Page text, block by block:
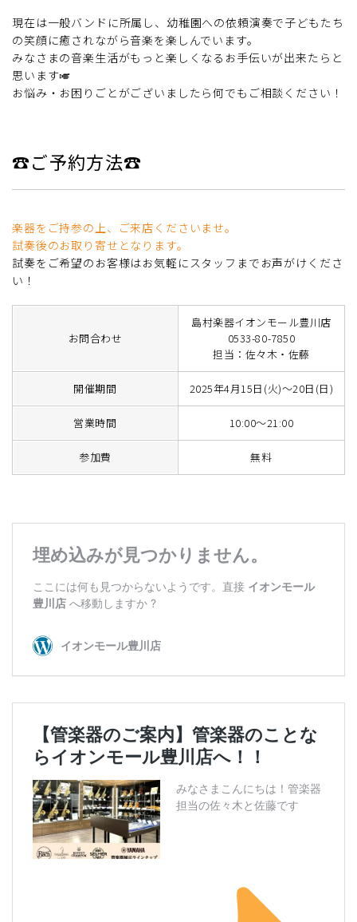
現在は一般バンドに所属し、幼稚園への依頼演奏で子どもたち
の笑顔に癒されながら音楽を楽しんでいます。
みなさまの音楽生活がもっと楽しくなるお手伝いが出来たらと
思います🎺
お悩み・お困りごとがございましたら何でもご相談ください！
☎ご予約方法☎
楽器をご持参の上、ご来店くださいませ。
試奏後のお取り寄せとなります。
試奏をご希望のお客様はお気軽にスタッフまでお声がけくださ
い！
お問合わせ
島村楽器イオンモール豊川店
0533-80-7850
担当：佐々木・佐藤
開催期間 2025年4月15日(火)～20日(日)
営業時間 10:00～21:00
参加費 無料